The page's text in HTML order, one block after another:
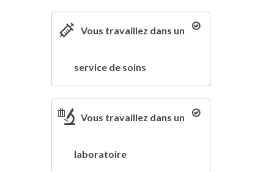
Vous travaillez dans un
service de soins
Vous travaillez dans un
laboratoire